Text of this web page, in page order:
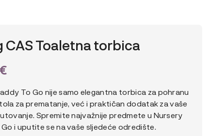
CAS Toaletna torbica
€
To Go nije samo elegantna torbica za pohranu
za prematanje, već i praktičan dodatak za vaše
Spremite najvažnije predmete u Nursery
i uputite se na vaše sljedeće odredište.